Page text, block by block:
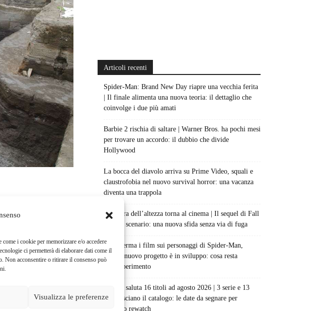
i cookie per memorizzare e/o accedere
ci permetterà di elaborare dati come il
Non acconsentire o ritirare il consenso può
Visualizza le preferenze
Articoli recenti
Spider-Man: Brand New Day riapre una vecchia ferita
| Il finale alimenta una nuova teoria: il dettaglio che
coinvolge i due più amati
Barbie 2 rischia di saltare | Warner Bros. ha pochi mesi
per trovare un accordo: il dubbio che divide
Hollywood
La bocca del diavolo arriva su Prime Video, squali e
claustrofobia nel nuovo survival horror: una vacanza
diventa una trappola
La paura dell’altezza torna al cinema | Il sequel di Fall
cambia scenario: una nuova sfida senza via di fuga
Sony ferma i film sui personaggi di Spider-Man,
nessun nuovo progetto è in sviluppo: cosa resta
dell’esperimento
Netflix saluta 16 titoli ad agosto 2026 | 3 serie e 13
film lasciano il catalogo: le date da segnare per
l’ultimo rewatch